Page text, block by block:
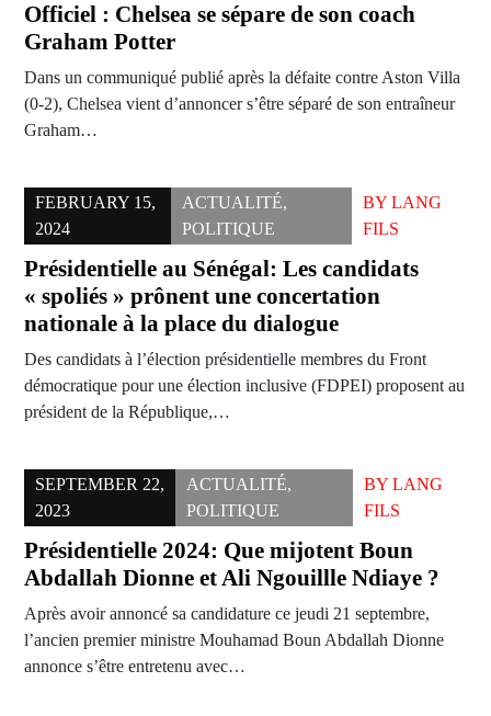
Officiel : Chelsea se sépare de son coach
Graham Potter
Dans un communiqué publié après la défaite contre Aston Villa
(0-2), Chelsea vient d’annoncer s’être séparé de son entraîneur
Graham…
FEBRUARY 15,
2024
ACTUALITÉ,
POLITIQUE
BY LANG
FILS
Présidentielle au Sénégal: Les candidats
« spoliés » prônent une concertation
nationale à la place du dialogue
Des candidats à l’élection présidentielle membres du Front
démocratique pour une élection inclusive (FDPEI) proposent au
président de la République,…
SEPTEMBER 22,
2023
ACTUALITÉ,
POLITIQUE
BYLANG
FILS
Présidentielle 2024: Que mijotent Boun
Abdallah Dionne et Ali Ngouillle Ndiaye ?
Après avoir annoncé sa candidature ce jeudi 21 septembre,
l’ancien premier ministre Mouhamad Boun Abdallah Dionne
annonce s’être entretenu avec…